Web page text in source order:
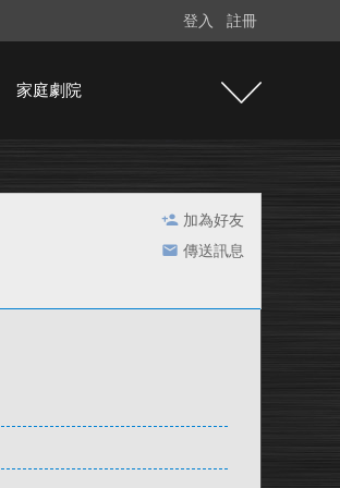
登入 註冊
家庭劇院
加為好友
傳送訊息